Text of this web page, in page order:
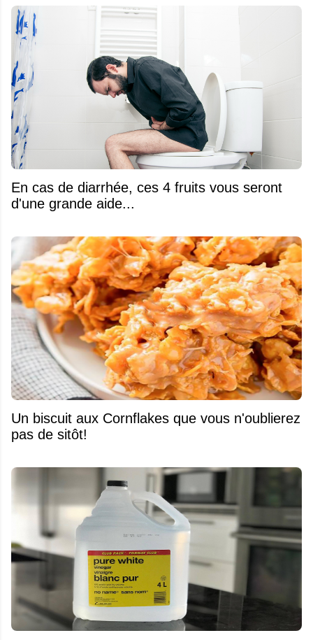
En cas de diarrhée, ces 4 fruits vous seront
d'une grande aide...
Un biscuit aux Cornflakes que vous n'oublierez
pas de sitôt!